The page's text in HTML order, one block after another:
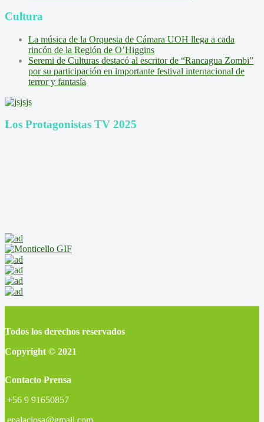
Cultura
La música de la Orquesta de Cámara UOH llega a cada
rincón de la Región de O’Higgins
Seremi de Culturas destacó al escritor de “Rancagua Zombi”
por su participación en importante festival internacional de
terror y fantasía
Los Protagonistas TV 2025
Todos los derechos reservados
Copyright © 2021
Contacto Prensa
+56 9 91650857